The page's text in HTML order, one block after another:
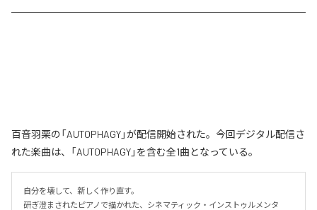
百音羽栗の「AUTOPHAGY」が配信開始された。今回デジタル配信さ
れた楽曲は、「AUTOPHAGY」を含む全1曲となっている。
自分を壊して、新しく作り直す。
研ぎ澄まされたピアノで描かれた、シネマティック・インストゥルメンタ